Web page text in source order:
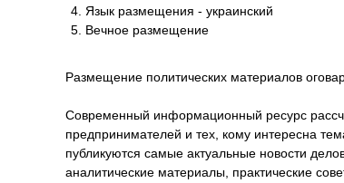
Язык размещения - украинский
Вечное размещение
Размещение политических материалов
Современный информационный ресурс
предпринимателей и тех, кому интересна
публикуются самые актуальные новости
аналитические материалы, практические